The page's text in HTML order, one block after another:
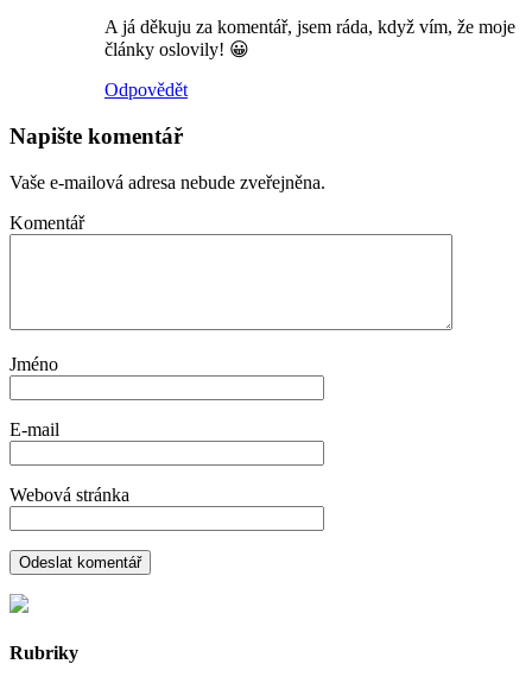
A já děkuju za komentář, jsem ráda, když vím, že moje
články oslovily! 😀
Odpovědět
Napište komentář
Vaše e-mailová adresa nebude zveřejněna.
Komentář
Jméno
E-mail
Webová stránka
Rubriky